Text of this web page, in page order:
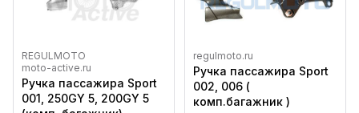
REGULMOTO
moto-active.ru
Ручка пассажира Sport
001, 250GY 5, 200GY 5
regulmoto.ru
Ручка пассажира Sport
002, 006 (
комп.багажник )